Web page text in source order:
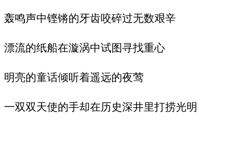
轰鸣声中铿锵的牙齿咬碎过无数艰辛
漂流的纸船在漩涡中试图寻找重心
明亮的童话倾听着遥远的夜莺
一双双天使的手却在历史深井里打捞光明